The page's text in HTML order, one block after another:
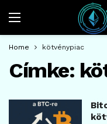
Home kötvénypiac
Címke: